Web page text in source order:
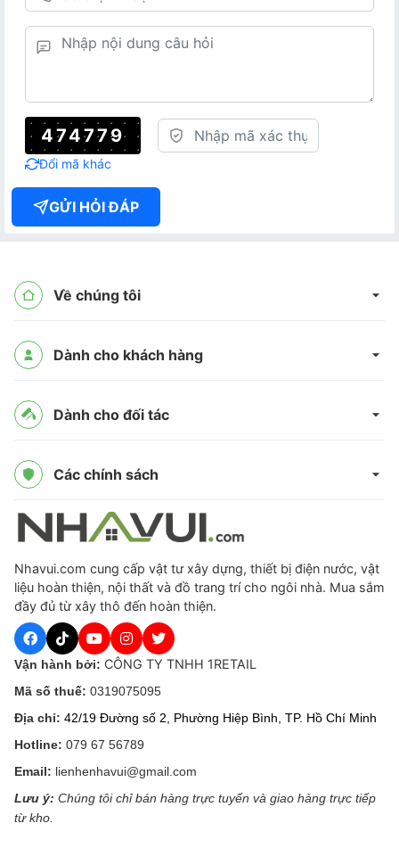
474779
Đổi mã khác
GỬI HỎI ĐÁP
Về chúng tôi
Dành cho khách hàng
Dành cho đối tác
Các chính sách
Nhavui.com cung cấp vật tư xây dựng, thiết bị điện nước, vật
liệu hoàn thiện, nội thất và đồ trang trí cho ngôi nhà. Mua sắm
đầy đủ từ xây thô đến hoàn thiện.
Vận hành bởi: CÔNG TY TNHH 1RETAIL
Mã số thuế: 0319075095
Địa chỉ: 42/19 Đường số 2, Phường Hiệp Bình, TP. Hồ Chí Minh
Hotline: 079 67 56789
Email: lienhenhavui@gmail.com
Lưu ý: Chúng tôi chỉ bán hàng trực tuyến và giao hàng trực tiếp
từ kho.